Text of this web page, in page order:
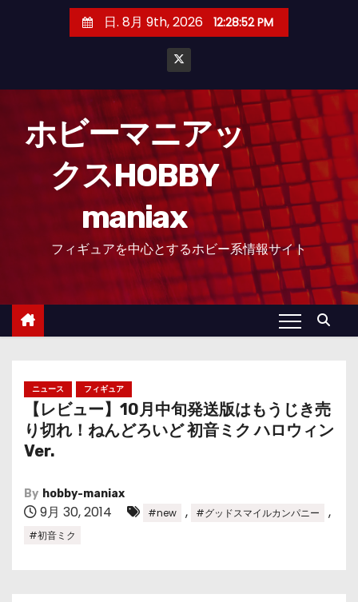
日. 8月 9th, 2026 12:28:53 PM
ホビーマニアッ
クスHOBBY
maniax
フィギュアを中心とするホビー系情報サイト
ニュース フィギュア
【レビュー】10月中旬発送版はもうじき売
り切れ！ねんどろいど 初音ミク ハロウィン
Ver.
By hobby-maniax
9月 30, 2014 #new , #グッドスマイルカンパニー ,
#初音ミク